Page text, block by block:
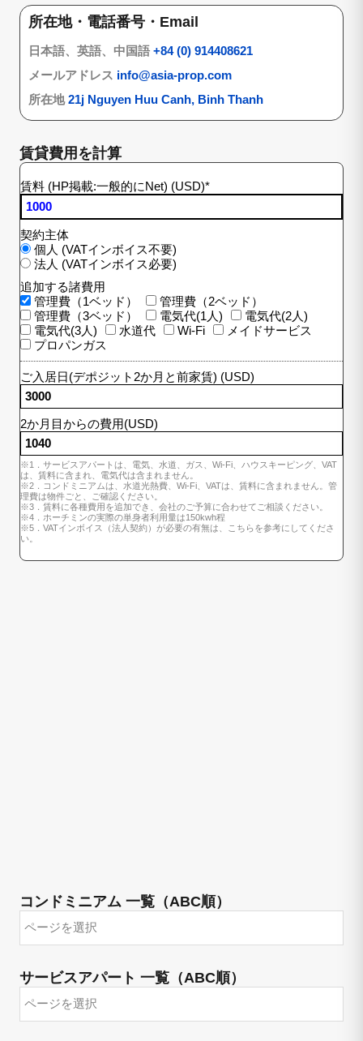
所在地・電話番号・Email
日本語、英語、中国語 +84 (0) 914408621
メールアドレス info@asia-prop.com
所在地21j Nguyen Huu Canh, Binh Thanh
賃貸費用を計算
賃料 (HP掲載:一般的にNet) (USD)*
契約主体
個人 (VATインボイス不要)
法人 (VATインボイス必要)
追加する諸費用
管理費（1ベッド）
管理費（2ベッド）
管理費（3ベッド）
電気代(1人)
電気代(2人)
電気代(3人)
水道代 Wi-Fi
メイドサービス
プロパンガス
ご入居日(デポジット2か月と前家賃) (USD)
2か月目からの費用(USD)
※1．サービスアパートは、電気、水道、ガス、Wi-Fi、ハウスキーピング、VAT
は、賃料に含まれ、電気代は含まれません。
※2．コンドミニアムは、水道光熱費、Wi-Fi、VATは、賃料に含まれません。管
理費は物件ごと、ご確認ください。
※3．賃料に各種費用を追加でき、会社のご予算に合わせてご相談ください。
※4．ホーチミンの実際の単身者利用量は150kwh程
※5．VATインボイス（法人契約）が必要の有無は、こちらを参考にしてくださ
い。
コンドミニアム 一覧（ABC順）
サービスアパート 一覧（ABC順）